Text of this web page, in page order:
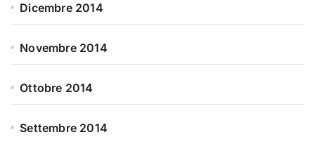
Dicembre 2014
Novembre 2014
Ottobre 2014
Settembre 2014